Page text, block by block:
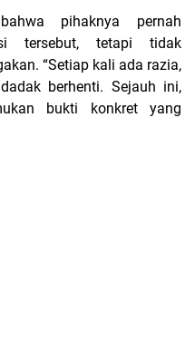
pihaknya pernah
tersebut, tetapi tidak
“Setiap kali ada razia,
berhenti. Sejauh ini,
bukti konkret yang